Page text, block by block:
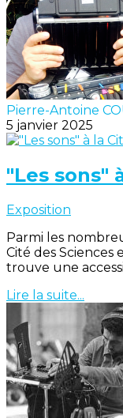
Pierre-Antoine
5 janvier 2025
"Les sons"
Exposition
Parmi les
Cité des Sciences
trouve une
Lire la suite...